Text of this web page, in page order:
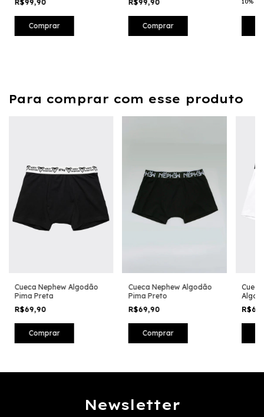
R$99,90
Comprar
R$99,90
Comprar
10%
Para comprar com esse produto
Cueca Nephew Algodão
Pima Preta
R$69,90
Comprar
Cueca Nephew Algodão
Pima Preto
R$69,90
Comprar
Newsletter